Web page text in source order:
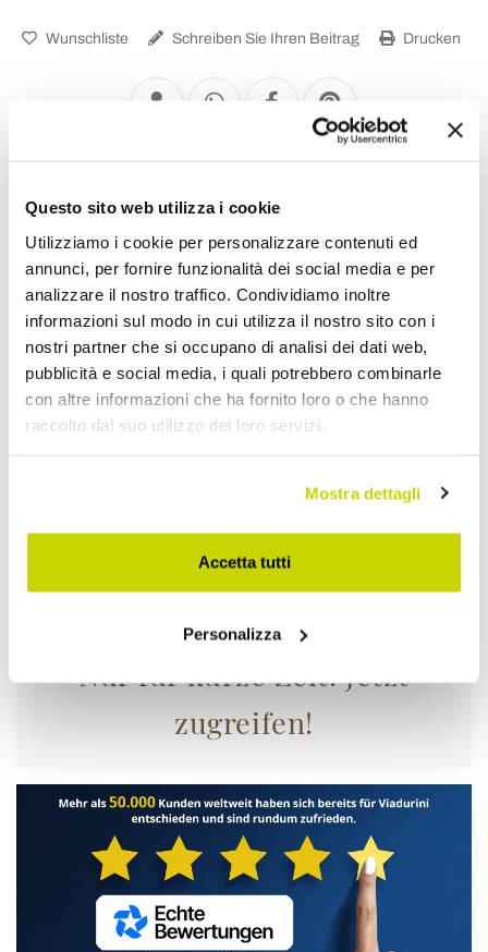
Questo sito web utilizza i cookie
Utilizziamo i cookie per personalizzare contenuti ed
annunci, per fornire funzionalità dei social media e per
analizzare il nostro traffico. Condividiamo inoltre
informazioni sul modo in cui utilizza il nostro sito con i
nostri partner che si occupano di analisi dei dati web,
pubblicità e social media, i quali potrebbero combinarle
con altre informazioni che ha fornito loro o che hanno
raccolto dal suo utilizzo dei loro servizi.
Mostra dettagli
Accetta tutti
Personalizza
Wunschliste Schreiben Sie Ihren Beitrag Drucken
Nur für kurze Zeit! Jetzt
zugreifen!